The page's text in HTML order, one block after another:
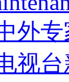
外
视